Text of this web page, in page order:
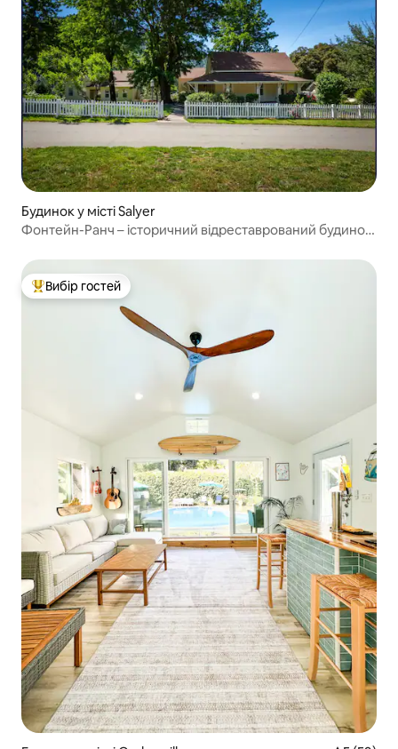
Будинок у місті Salyer
Фонтейн-Ранч – історичний відреставрований будинок
Топ вибір гостей
Вибір гостей